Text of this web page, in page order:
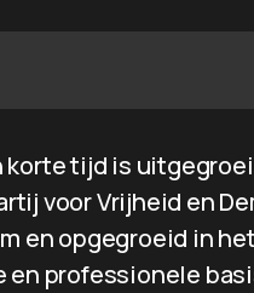
korte tijd is
voor Vrijheid en
en opgegroeid in
en professionele